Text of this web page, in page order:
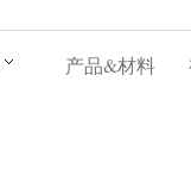
产品&材料